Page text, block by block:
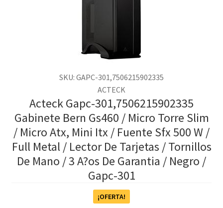
SKU: GAPC-301,7506215902335
ACTECK
Acteck Gapc-301,7506215902335
Gabinete Bern Gs460 / Micro Torre Slim
/ Micro Atx, Mini Itx / Fuente Sfx 500 W /
Full Metal / Lector De Tarjetas / Tornillos
De Mano / 3 A?os De Garantia / Negro /
Gapc-301
¡OFERTA!